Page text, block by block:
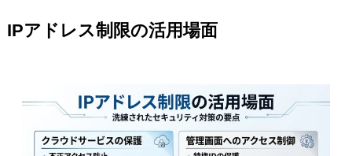
IPアドレス制限の活用場面